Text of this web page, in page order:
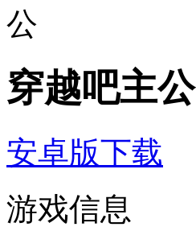
穿越吧主公
安卓版下载
游戏信息